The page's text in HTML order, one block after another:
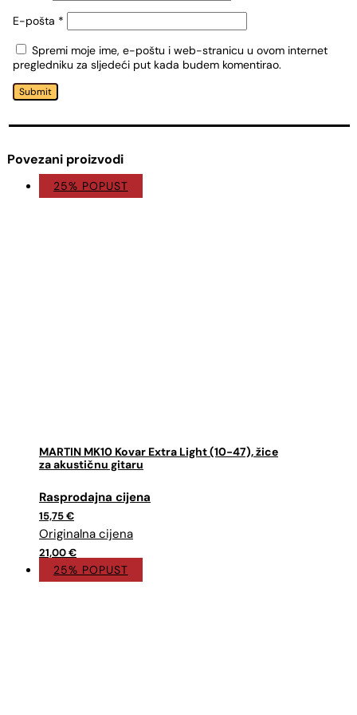
E-pošta *
Spremi moje ime, e-poštu i web-stranicu u ovom internet
pregledniku za sljedeći put kada budem komentirao.
Submit
Povezani proizvodi
25% POPUST
MARTIN MK10 Kovar Extra Light (10-47), žice
za akustičnu gitaru
21,00€
Izvorna
cijena
bila
je:
21,00 €.
15,75€
Trenutna
cijena
je:
15,75 €.
25% POPUST